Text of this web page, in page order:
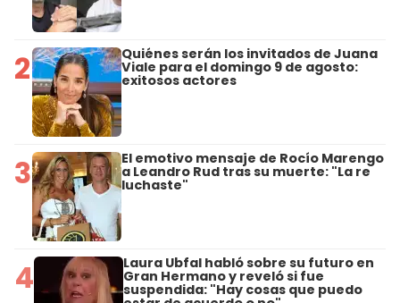
2 Quiénes serán los invitados de Juana
Viale para el domingo 9 de agosto:
exitosos actores
3 El emotivo mensaje de Rocío Marengo
a Leandro Rud tras su muerte: "La re
luchaste"
4 Laura Ubfal habló sobre su futuro en
Gran Hermano y reveló si fue
suspendida: "Hay cosas que puedo